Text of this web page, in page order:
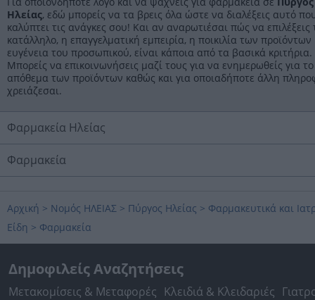
Ηλείας, εδώ μπορείς να τα βρεις όλα ώστε να διαλέξεις αυτό
καλύπτει τις ανάγκες σου! Και αν αναρωτιέσαι πώς να επιλέξεις
κατάλληλο, η επαγγελματική εμπειρία, η ποικιλία των προϊόντων
ευγένεια του προσωπικού, είναι κάποια από τα βασικά κριτήρια.
Μπορείς να επικοινωνήσεις μαζί τους για να ενημερωθείς για το
απόθεμα των προϊόντων καθώς και για οποιαδήποτε άλλη
χρειάζεσαι.
Φαρμακεία Ηλείας
Φαρμακεία
Αρχική > Νομός ΗΛΕΙΑΣ > Πύργος Ηλείας > Φαρμακευτικά και
Είδη > Φαρμακεία
Δημοφιλείς Αναζητήσεις
Μετακομίσεις & Μεταφορές Κλειδιά & Κλειδαριές